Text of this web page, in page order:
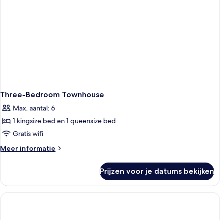
Three-Bedroom Townhouse
Max. aantal: 6
1 kingsize bed en 1 queensize bed
Gratis wifi
Meer informatie
Meer
Bedroom
Townhouse
Prijzen voor je datums bekijken